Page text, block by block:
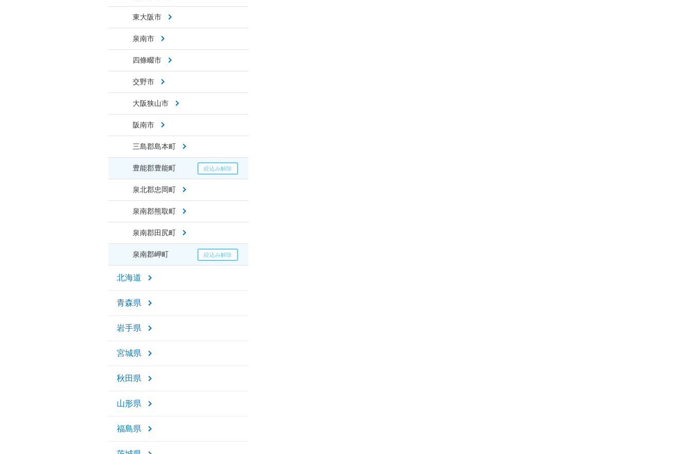
東大阪市
泉南市
四條畷市
交野市
大阪狭山市
阪南市
三島郡島本町
豊能郡豊能町
泉北郡忠岡町
泉南郡熊取町
泉南郡田尻町
泉南郡岬町
北海道
青森県
岩手県
宮城県
秋田県
山形県
福島県